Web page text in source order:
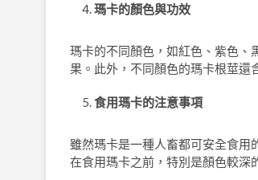
瑪卡的顏色與功效
瑪卡的不同顏色，如紅色、紫色、
果。此外，不同顏色的瑪卡根莖還
食用瑪卡的注意事項
雖然瑪卡是一種人畜都可安全食用
在食用瑪卡之前，特別是顏色較深